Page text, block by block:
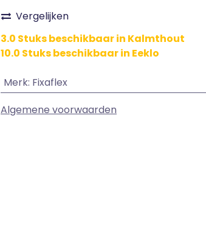
Vergelijken
3.0 Stuks beschikbaar in Kalmthout
10.0 Stuks beschikbaar in Eeklo
Merk: Fixaflex
Algemene voorwaarden